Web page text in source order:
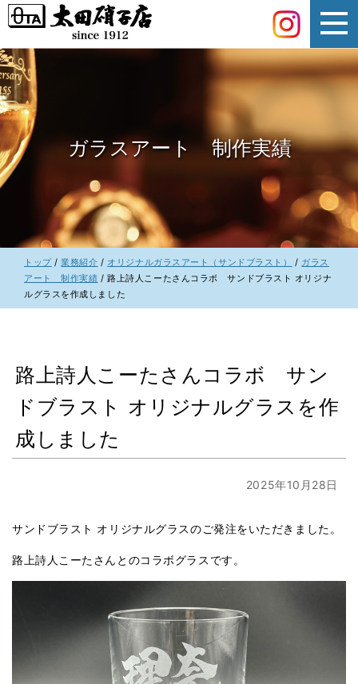
このページの本文へ
ガラスアート 制作実績
現
在
の
位
トップ/業務紹介 / オリジナルガラスアート（サンドブラスト） / ガラス
アート 制作実績 /路上詩人こーたさんコラボ サンドブラスト オリジナ
ルグラスを作成しました
路上詩人こーたさんコラボ サン
ドブラスト オリジナルグラスを作
成しました
2025年10月28日
サンドブラスト オリジナルグラスのご発注をいただきました。
路上詩人こーたさんとのコラボグラスです。